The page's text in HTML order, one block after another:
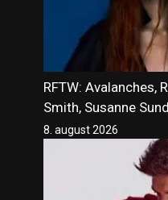
RFTW: Avalanches,
Smith, Susanne
8. august 2026